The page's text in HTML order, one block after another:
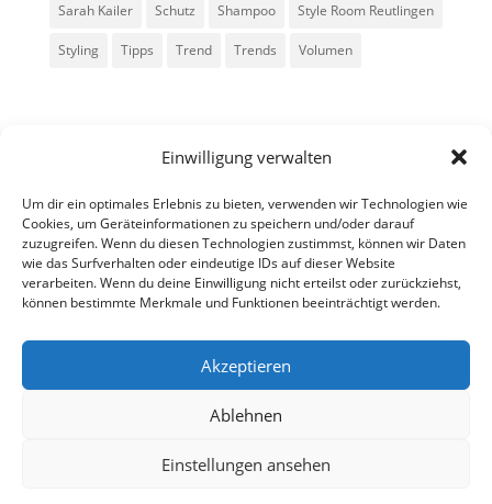
Einwilligung verwalten
Um dir ein optimales Erlebnis zu bieten, verwenden wir Technologien wie
Cookies, um Geräteinformationen zu speichern und/oder darauf
zuzugreifen. Wenn du diesen Technologien zustimmst, können wir Daten
wie das Surfverhalten oder eindeutige IDs auf dieser Website
verarbeiten. Wenn du deine Einwilligung nicht erteilst oder zurückziehst,
können bestimmte Merkmale und Funktionen beeinträchtigt werden.
Akzeptieren
Ablehnen
Einstellungen ansehen
Sarah Kailer Schutz Shampoo Style Room Reutlingen
Styling Tipps Trend Trends Volumen
Alle Rechte vorbehalten - Sarah Kailer
fain g